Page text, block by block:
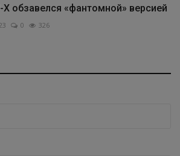
обзавелся «фантомной» версией
0 326